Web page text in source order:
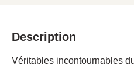
Description
Véritables incontournables